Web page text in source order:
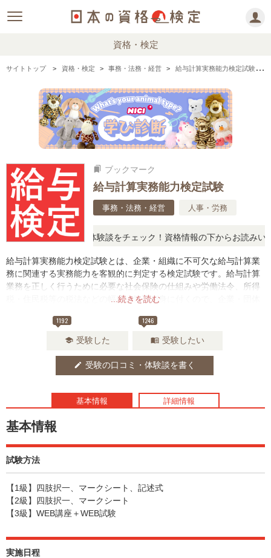
資格・検定
サイトトップ 資格・検定 事務・法務・経営 給与計算実務能力検定試験の情報まとめ・口コミ・体験談
bookmarks ブックマーク
給与計算実務能力検定試験
事務・法務・経営 人事・労務
アルな口コミや体験談をチェック！資格情報の下からお読みいただ
...続きを読む
給与計算実務能力検定試験とは、企業・組織に不可欠な給与計算業
務に関連する実務能力を客観的に判定する検定試験です。給与計算
業務を正しく行うために必要な社会保険の仕組みや労働法令、所得
税・住民税等の税法などの幅広い知識が身に付くので、企業・団体
1192
school 受験した
1246
menu_book 受験したい
edit 受験の口コミ・体験談を書く
基本情報 詳細情報
基本情報
試験方法
【1級】四肢択一、マークシート、記述式
【2級】四肢択一、マークシート
【3級】WEB講座＋WEB試験
実施日程